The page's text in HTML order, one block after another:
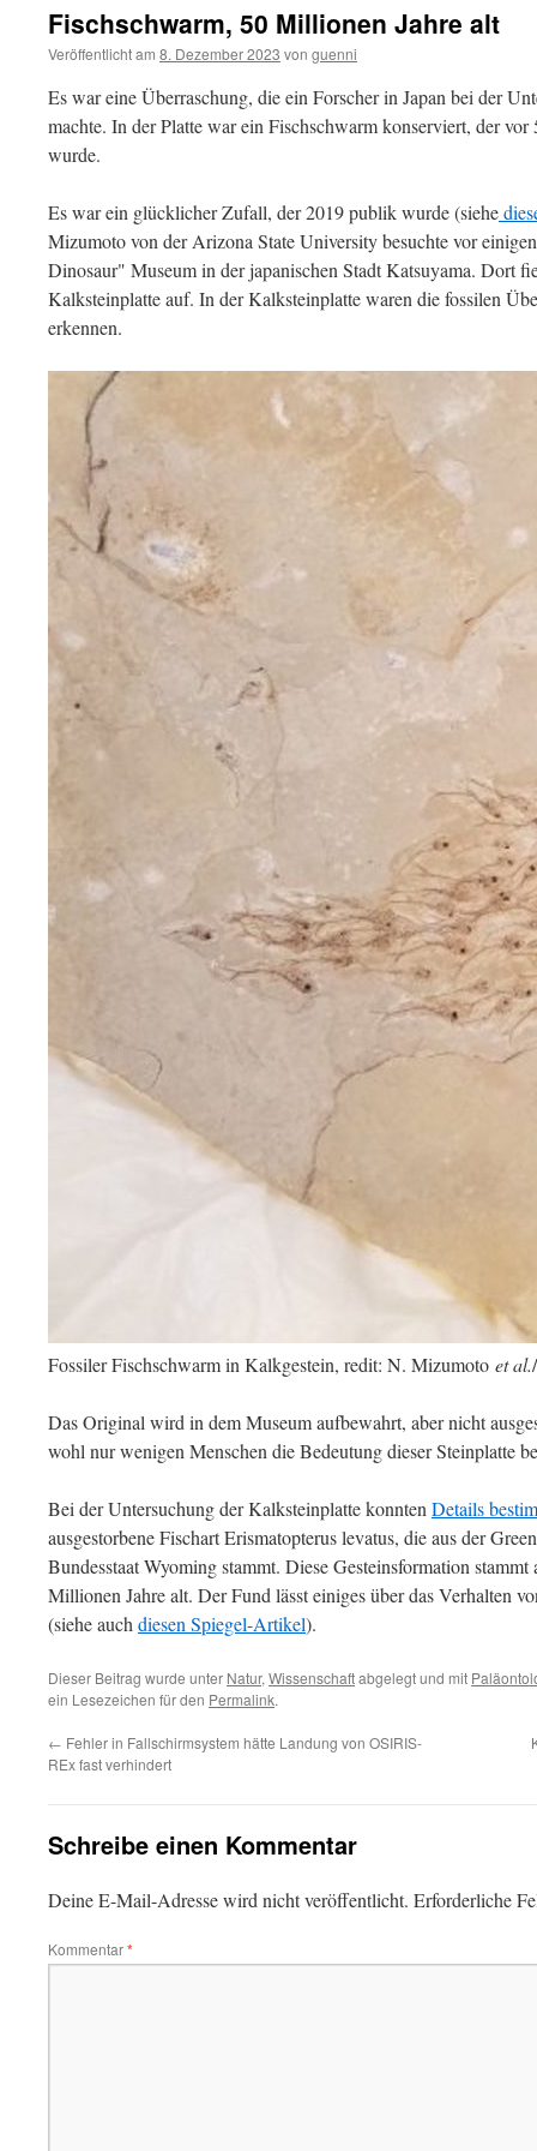
Fischschwarm, 50 Millionen Jahre alt
Veröffentlicht am 8. Dezember 2023 von guenni
Es war eine Überraschung, die ein Forscher in Japan bei der
machte. In der Platte war ein Fischschwarm konserviert, der
wurde.
Es war ein glücklicher Zufall, der 2019 publik wurde (siehe
Mizumoto von der Arizona State University besuchte vor
Dinosaur" Museum in der japanischen Stadt Katsuyama. Dort
Kalksteinplatte auf. In der Kalksteinplatte waren die fossilen
erkennen.
Fossiler Fischschwarm in Kalkgestein, redit: N. Mizumoto et al./
Das Original wird in dem Museum aufbewahrt, aber nicht
wohl nur wenigen Menschen die Bedeutung dieser Steinplatte
Bei der Untersuchung der Kalksteinplatte konnten Details
ausgestorbene Fischart Erismatopterus levatus, die aus der
Bundesstaat Wyoming stammt. Diese Gesteinsformation
Millionen Jahre alt. Der Fund lässt einiges über das Verhalten
(siehe auch diesen Spiegel-Artikel).
Dieser Beitrag wurde unter Natur, Wissenschaftabgelegt und mit
ein Lesezeichen für den Permalink.
← Fehler in Fallschirmsystem hätte Landung von OSIRIS-
REx fast verhindert
Schreibe einen Kommentar
Deine E-Mail-Adresse wird nicht veröffentlicht. Erforderliche
Kommentar*